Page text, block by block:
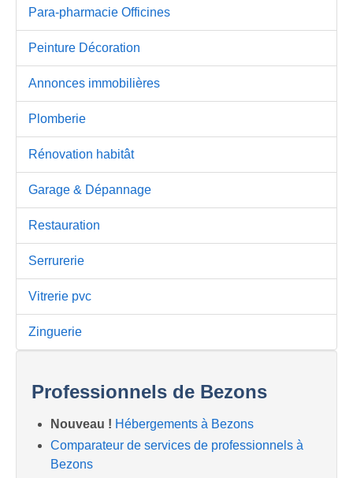
Para-pharmacie Officines
Peinture Décoration
Annonces immobilières
Plomberie
Rénovation habitât
Garage & Dépannage
Restauration
Serrurerie
Vitrerie pvc
Zinguerie
Professionnels de Bezons
Nouveau ! Hébergements à Bezons
Comparateur de services de professionnels à
Bezons